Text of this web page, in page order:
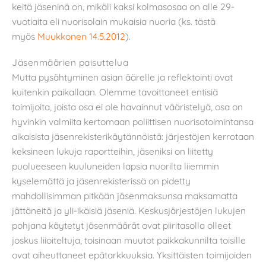
keitä jäseninä on, mikäli kaksi kolmasosaa on alle 29-
vuotiaita eli nuorisolain mukaisia nuoria (ks. tästä
myös Muukkonen 14.5.2012).
Jäsenmäärien paisuttelua
Mutta pysähtyminen asian äärelle ja reflektointi ovat
kuitenkin paikallaan. Olemme tavoittaneet entisiä
toimijoita, joista osa ei ole havainnut vääristelyä, osa on
hyvinkin valmiita kertomaan poliittisen nuorisotoimintansa
aikaisista jäsenrekisterikäytännöistä: järjestöjen kerrotaan
keksineen lukuja raportteihin, jäseniksi on liitetty
puolueeseen kuuluneiden lapsia nuorilta liiemmin
kyselemättä ja jäsenrekisterissä on pidetty
mahdollisimman pitkään jäsenmaksunsa maksamatta
jättäneitä ja yli-ikäisiä jäseniä. Keskusjärjestöjen lukujen
pohjana käytetyt jäsenmäärät ovat piiritasolla olleet
joskus liioiteltuja, toisinaan muutot paikkakunnilta toisille
ovat aiheuttaneet epätarkkuuksia. Yksittäisten toimijoiden